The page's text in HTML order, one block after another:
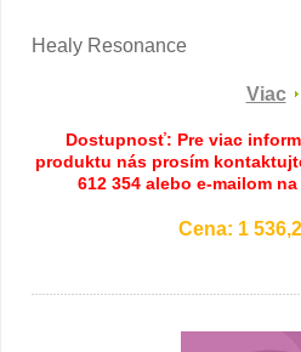
Healy Resonance
Viac
Dostupnosť: Pre viac
produktu nás prosím
612 354 alebo e-mailom
Cena: 1